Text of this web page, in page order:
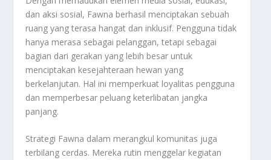
dan aksi sosial, Fawna berhasil menciptakan sebuah
ruang yang terasa hangat dan inklusif. Pengguna tidak
hanya merasa sebagai pelanggan, tetapi sebagai
bagian dari gerakan yang lebih besar untuk
menciptakan kesejahteraan hewan yang
berkelanjutan. Hal ini memperkuat loyalitas pengguna
dan memperbesar peluang keterlibatan jangka
panjang.
Strategi Fawna dalam merangkul komunitas juga
terbilang cerdas. Mereka rutin menggelar kegiatan